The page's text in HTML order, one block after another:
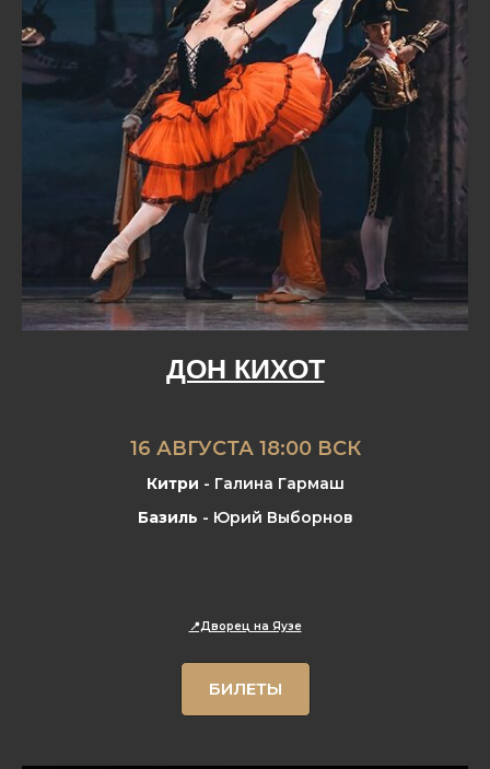
ДОН КИХОТ
16 АВГУСТА 18:00 ВСК
Китри - Галина Гармаш
Базиль - Юрий Выборнов
📍Дворец на Яузе
БИЛЕТЫ